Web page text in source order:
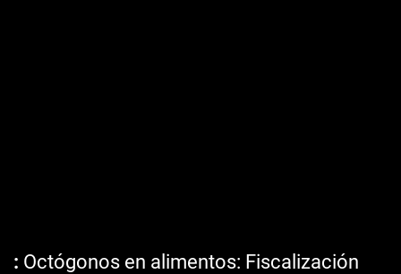
Octógonos en alimentos: Fiscalización